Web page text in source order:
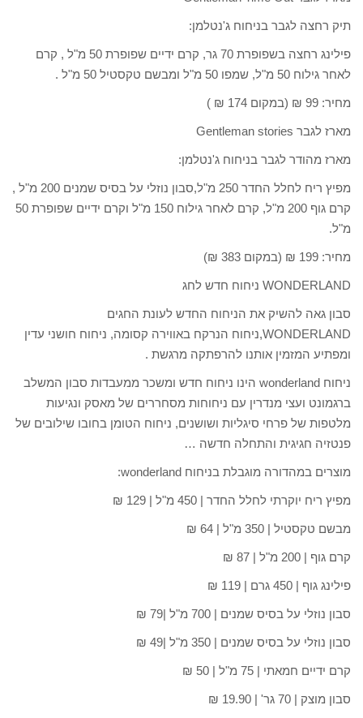
תיק רחצה לגבר בניחוח ג'נטלמן:
פילינג רחצה בשפופרת 70 גר, קרם ידיים שפופרת 50 מ"ל , קרם
לאחר גילוח 50 מ"ל, שמפו 50 מ"ל ומבשם טקסטיל 50 מ"ל .
מחיר: 99 ₪ (במקום 174 ₪ )
מארז לגבר Gentleman stories
מארז מהודר לגבר בניחוח ג'נטלמן:
מפיץ ריח לחלל החדר 250 מ"ל,סבון נוזלי על בסיס שמנים 200 מ"ל ,
קרם גוף 200 מ"ל, קרם לאחר גילוח 150 מ"ל וקרם ידיים שפופרת 50
מ"ל.
מחיר: 199 ₪ (במקום 383 ₪)
WONDERLAND ניחוח חדש לחג
סבון גאה להשיק את הניחוח החדש לעונת החגים
WONDERLAND,ניחוח הנרקח באווירה קסומה, ניחוח חושני עדין
ומפתיע המזמין אותנו להרפתקה מרגשת .
ניחוח wonderland הינו ניחוח חדש ומשכר ממעבדות סבון המשלב
ברגמונט ועצי מנדרין עם ניחוחות מסחררים של מאסק ונגיעות
מלטפות של פרחי סיגליות ושושנים, ניחוח הטומן בחובו שילובים של
פנטזיה חגיגית והתחלה חדשה …
מוצרים במהדורה מוגבלת בניחוח wonderland:
מפיץ ריח יוקרתי לחלל החדר | 450 מ"ל | 129 ₪
מבשם טקסטיל | 350 מ"ל | 64 ₪
קרם גוף | 200 מ"ל | 87 ₪
פילינג גוף | 450 גרם | 119 ₪
סבון נוזלי על בסיס שמנים | 700 מ"ל |79 ₪
סבון נוזלי על בסיס שמנים | 350 מ"ל |49 ₪
קרם ידיים חמאתי | 75 מ"ל | 50 ₪
סבון מוצק | 70 גר' | 19.90 ₪